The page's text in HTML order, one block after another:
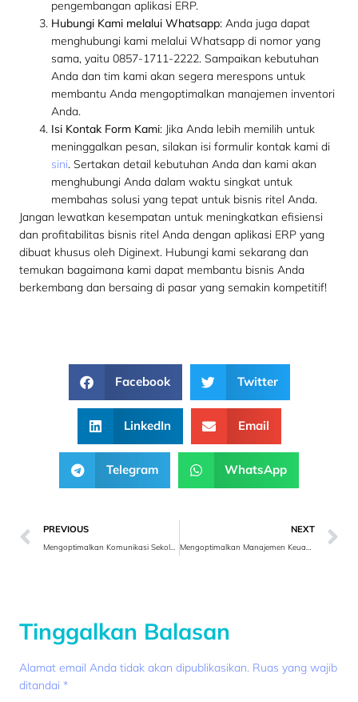
pengembangan aplikasi ERP.
Hubungi Kami melalui Whatsapp: Anda juga dapat
menghubungi kami melalui Whatsapp di nomor yang
sama, yaitu 0857-1711-2222. Sampaikan kebutuhan
Anda dan tim kami akan segera merespons untuk
membantu Anda mengoptimalkan manajemen inventori
Anda.
Isi Kontak Form Kami: Jika Anda lebih memilih untuk
meninggalkan pesan, silakan isi formulir kontak kami di
sini. Sertakan detail kebutuhan Anda dan kami akan
menghubungi Anda dalam waktu singkat untuk
membahas solusi yang tepat untuk bisnis ritel Anda.
Jangan lewatkan kesempatan untuk meningkatkan efisiensi
dan profitabilitas bisnis ritel Anda dengan aplikasi ERP yang
dibuat khusus oleh Diginext. Hubungi kami sekarang dan
temukan bagaimana kami dapat membantu bisnis Anda
berkembang dan bersaing di pasar yang semakin kompetitif!
Facebook Twitter
LinkedIn Email
Telegram WhatsApp
PREVIOUS NEXT
Tinggalkan Balasan
Alamat email Anda tidak akan dipublikasikan. Ruas yang wajib
ditandai *